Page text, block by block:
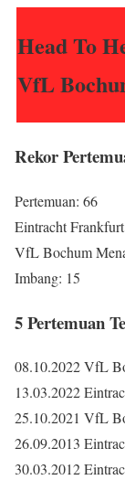
Head To
VfL
Rekor
Pertemuan: 66
Eintracht
VfL Bochum
Imbang: 15
5 Pertemuan
08.10.2022 VfL
13.03.2022
25.10.2021 VfL
26.09.2013
30.03.2012